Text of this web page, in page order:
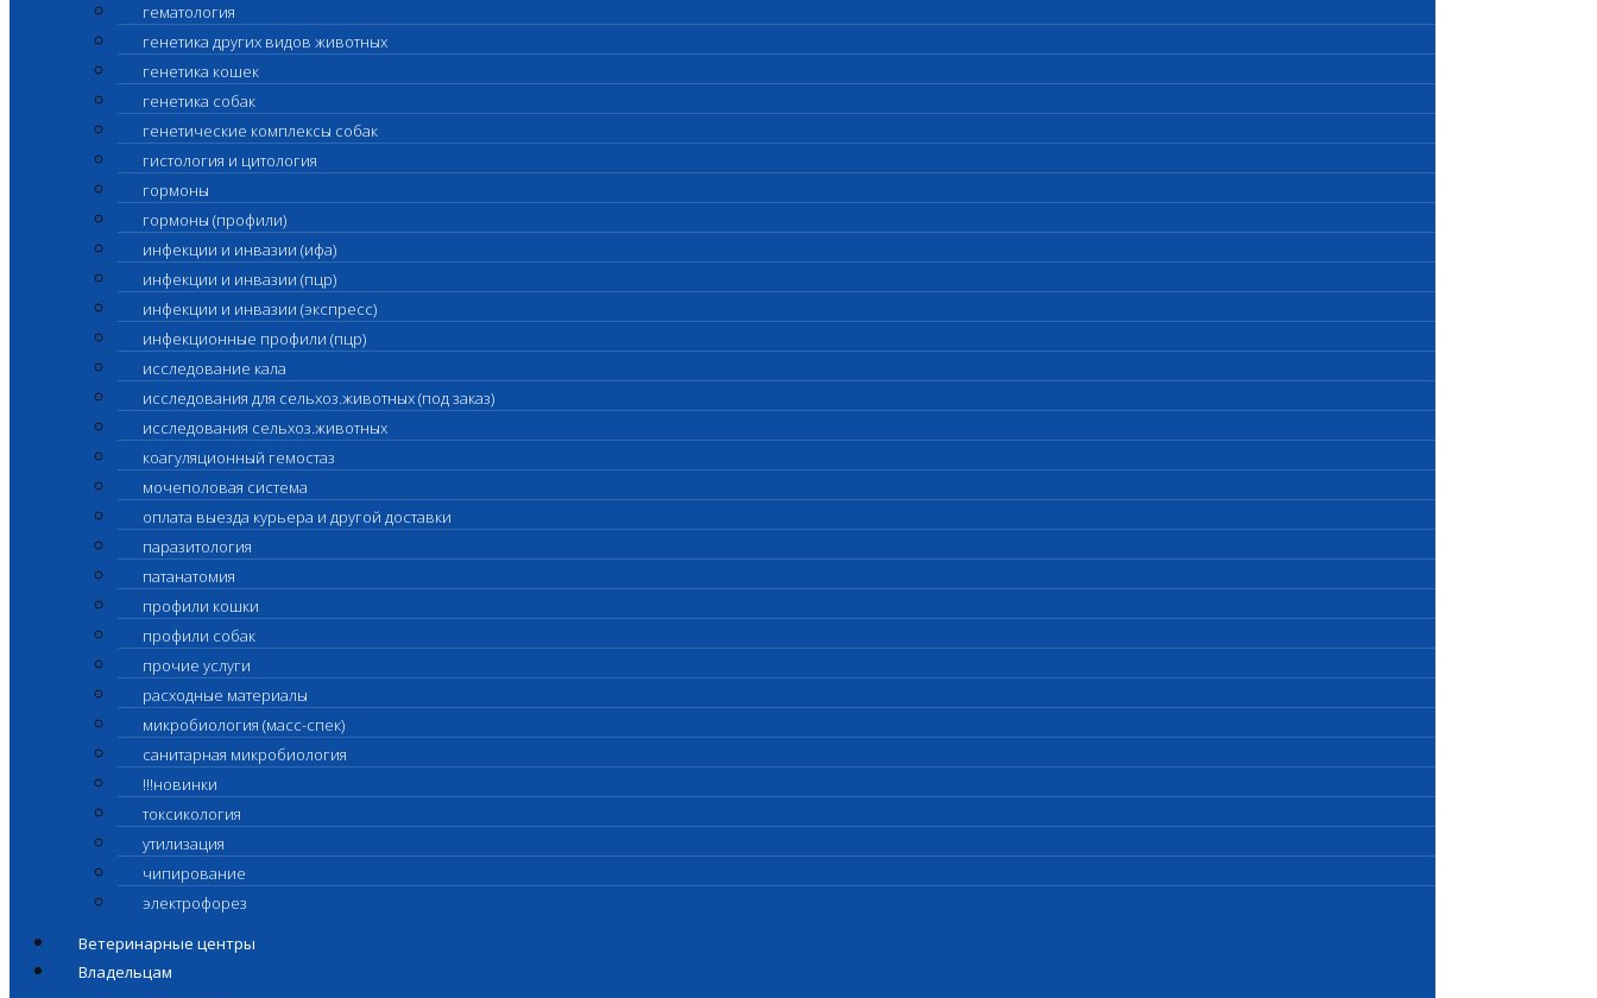
гематология
генетика других видов животных
генетика кошек
генетика собак
генетические комплексы собак
гистология и цитология
гормоны
гормоны (профили)
инфекции и инвазии (ифа)
инфекции и инвазии (пцр)
инфекции и инвазии (экспресс)
инфекционные профили (пцр)
исследование кала
исследования для сельхоз.животных (под заказ)
исследования сельхоз.животных
коагуляционный гемостаз
мочеполовая система
оплата выезда курьера и другой доставки
паразитология
патанатомия
профили кошки
профили собак
прочие услуги
расходные материалы
микробиология (масс-спек)
санитарная микробиология
!!!новинки
токсикология
утилизация
чипирование
электрофорез
Ветеринарные центры
Владельцам